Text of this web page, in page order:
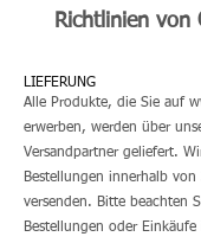
Richtlinien von
LIEFERUNG
Alle Produkte, die Sie auf
erwerben, werden über
Versandpartner geliefert.
Bestellungen innerhalb von
versenden. Bitte beachten
Bestellungen oder